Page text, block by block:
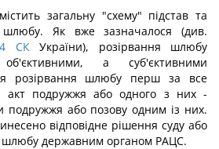
загальну "схему" підстав та
шлюбу. Як вже зазначалося (див.
СКУкраїни), розірвання шлюбу
а суб'єктивними
розірвання шлюбу перш за все
акт подружжя або одного з них -
подружжя або позову одним із них.
відповідне рішення суду або
шлюбу державним органом РАЦС.